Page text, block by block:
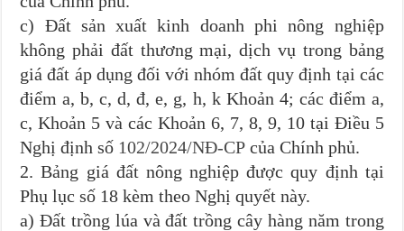
c) Đất sản xuất kinh doanh phi nông nghiệp
không phải đất thương mại, dịch vụ trong bảng
giá đất áp dụng đối với nhóm đất quy định tại các
điểm a, b, c, d, đ, e, g, h, k Khoản 4; các điểm a,
c, Khoản 5 và các Khoản 6, 7, 8, 9, 10 tại Điều 5
Nghị định số 102/2024/NĐ-CP của Chính phủ.
2. Bảng giá đất nông nghiệp được quy định tại
Phụ lục số 18 kèm theo Nghị quyết này.
a) Đất trồng lúa và đất trồng cây hàng năm trong